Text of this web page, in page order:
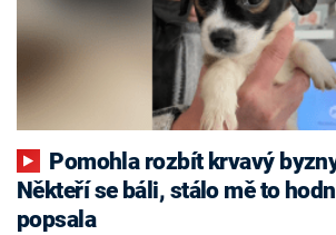
Někteří se báli, stálo mě to
popsala